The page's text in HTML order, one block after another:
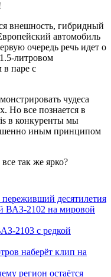
внешность, гибридный
автомобиль
очередь речь идет о
литровом
паре с
чудеса
Но все познается в
в конкуренты мы
иным принципом
так же ярко?
десятилетия
ВАЗ-2102 на мировой
2103 с редкой
наберёт клип на
регион остаётся